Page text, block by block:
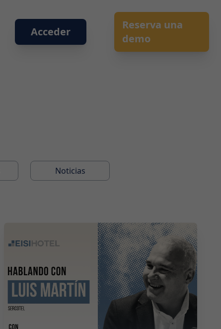
Acceder
Reserva una
demo
Noticias
2026-05-19 08:00:00